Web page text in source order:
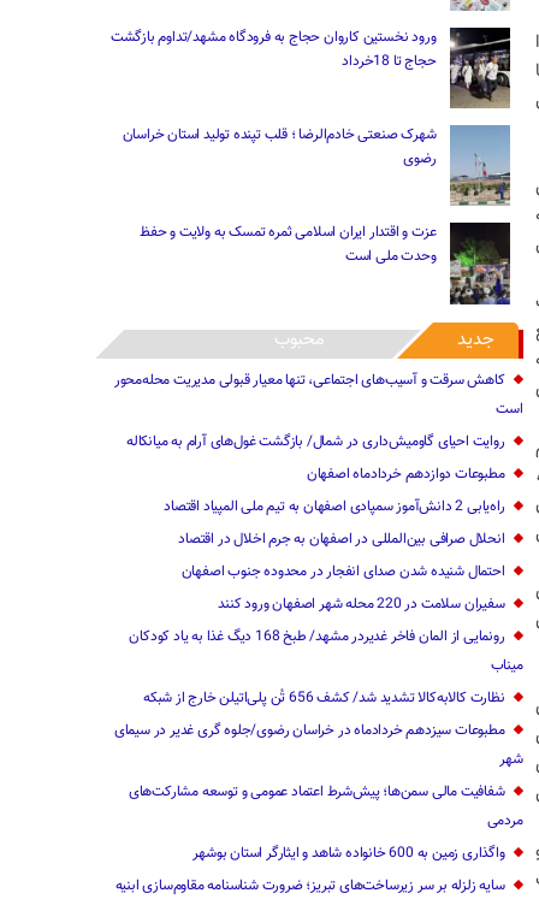
ورود نخستین کاروان حجاج به فرودگاه مشهد/تداوم بازگشت
حجاج تا 18خرداد
شهرک صنعتی خادم‌الرضا ؛ قلب تپنده تولید استان خراسان
رضوی
عزت و اقتدار ایران اسلامی ثمره تمسک به ولایت و حفظ
وحدت ملی است
جدید محبوب
کاهش سرقت و آسیب‌های اجتماعی، تنها معیار قبولی مدیریت محله‌محور
است
روایت احیای گاومیش‌داری در شمال/ بازگشت غول‌های آرام به میانکاله
مطبوعات دوازدهم خردادماه اصفهان
راه‌یابی 2 دانش‌آموز سمپادی اصفهان به تیم ملی المپیاد اقتصاد
انحلال صرافی بین‌المللی در اصفهان به جرم اخلال در اقتصاد
احتمال شنیده شدن صدای انفجار در محدوده جنوب اصفهان
سفیران سلامت در 220 محله شهر اصفهان ورود کنند
رونمایی از المان فاخر غدیردر مشهد/ طبخ 168 دیگ غذا به یاد کودکان
میناب
نظارت کالا‌به‌کالا تشدید شد/ کشف 656 تُن پلی‌اتیلن خارج از شبکه
مطبوعات سیزدهم خردادماه در خراسان رضوی/جلوه گری غدیر در سیمای
شهر
شفافیت مالی سمن‌ها؛ پیش‌شرط اعتماد عمومی و توسعه مشارکت‌های
مردمی
واگذاری زمین به 600 خانواده شاهد و ایثارگر استان بوشهر
سایه زلزله بر سر زیرساخت‌های تبریز؛ ضرورت شناسنامه مقاوم‌سازی ابنیه